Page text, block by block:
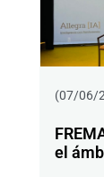
(07/06/
el